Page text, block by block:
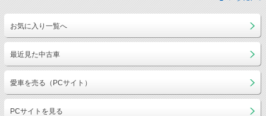
お気に入り一覧へ
最近見た中古車
愛車を売る（PCサイト）
PCサイトを見る